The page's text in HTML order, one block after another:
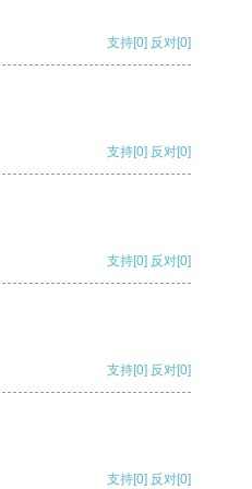
支持[0] 反对[0]
支持[0] 反对[0]
支持[0] 反对[0]
支持[0] 反对[0]
支持[0] 反对[0]